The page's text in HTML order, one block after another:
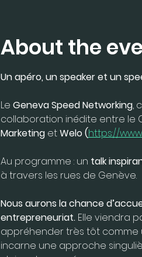
About the
Un apéro, un speaker et un
Le Geneva Speed Networking,
collaboration inédite entre le
Marketing et Welo (https://
Au programme : un talk
à travers les rues de Genève.
Nous aurons la chance
entrepreneuriat. Elle viendra
appréhender très tôt comme
incarne une approche